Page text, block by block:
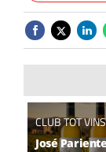
CLUB TOT VINS
José